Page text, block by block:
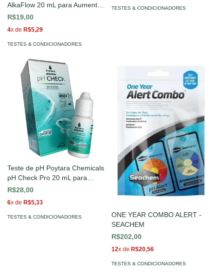
AlkaFlow 20 mL para Aumento
de pH em Aquários de Água
R$19,00
4x de R$5,29
TESTES & CONDICIONADORES
TESTES & CONDICIONADORES
Teste de pH Poytara Chemicals
pH Check Pro 20 mL para
Aquários de Água Doce
R$28,00
6x de R$5,33
TESTES & CONDICIONADORES
ONE YEAR COMBO ALERT -
SEACHEM
R$202,00
12x de R$20,56
TESTES & CONDICIONADORES